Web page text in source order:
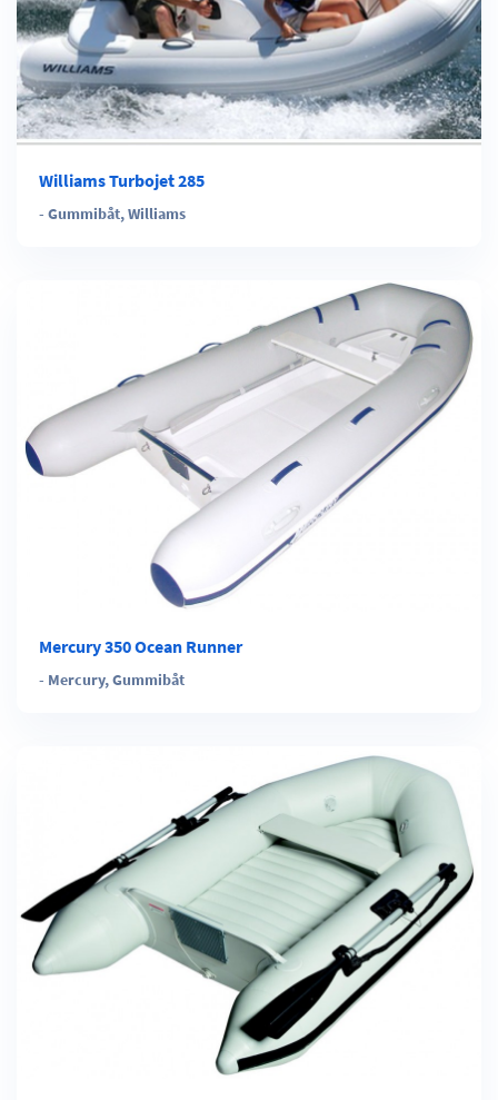
Williams Turbojet 285
- Gummibåt,Williams
Mercury 350 Ocean Runner
- Mercury,Gummibåt